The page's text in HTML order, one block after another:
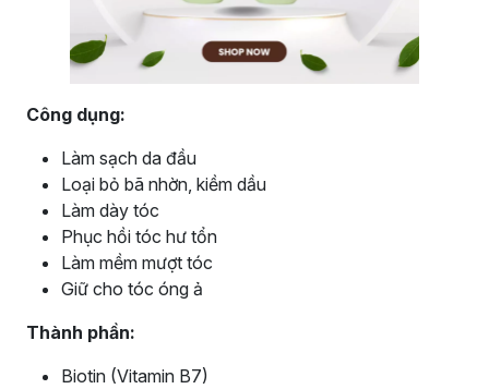
Công dụng:
Làm sạch da đầu
Loại bỏ bã nhờn, kiềm dầu
Làm dày tóc
Phục hồi tóc hư tổn
Làm mềm mượt tóc
Giữ cho tóc óng ả
Thành phần:
Biotin (Vitamin B7)